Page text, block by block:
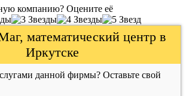
компанию? Оцените её
математический центр в
Иркутске
данной фирмы? Оставьте свой